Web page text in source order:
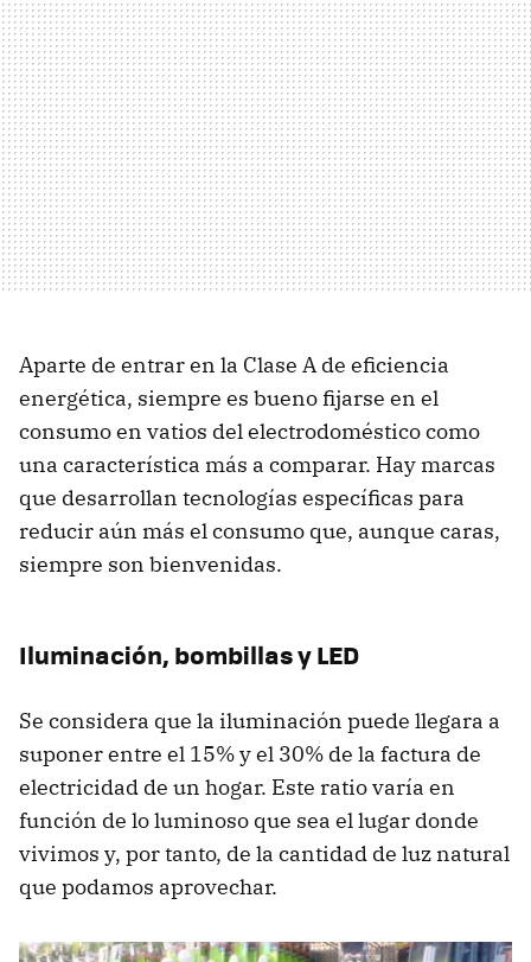
Aparte de entrar en la Clase A de eficiencia
energética, siempre es bueno fijarse en el
consumo en vatios del electrodoméstico como
una característica más a comparar. Hay marcas
que desarrollan tecnologías específicas para
reducir aún más el consumo que, aunque caras,
siempre son bienvenidas.
Iluminación, bombillas y LED
Se considera que la iluminación puede llegara a
suponer entre el 15% y el 30% de la factura de
electricidad de un hogar. Este ratio varía en
función de lo luminoso que sea el lugar donde
vivimos y, por tanto, de la cantidad de luz natural
que podamos aprovechar.